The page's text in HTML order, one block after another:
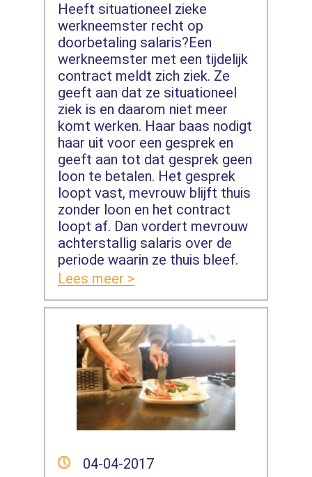
Heeft situationeel zieke
werkneemster recht op
doorbetaling salaris?Een
werkneemster met een tijdelijk
contract meldt zich ziek. Ze
geeft aan dat ze situationeel
ziek is en daarom niet meer
komt werken. Haar baas nodigt
haar uit voor een gesprek en
geeft aan tot dat gesprek geen
loon te betalen. Het gesprek
loopt vast, mevrouw blijft thuis
zonder loon en het contract
loopt af. Dan vordert mevrouw
achterstallig salaris over de
periode waarin ze thuis bleef.
Lees meer >
04-04-2017